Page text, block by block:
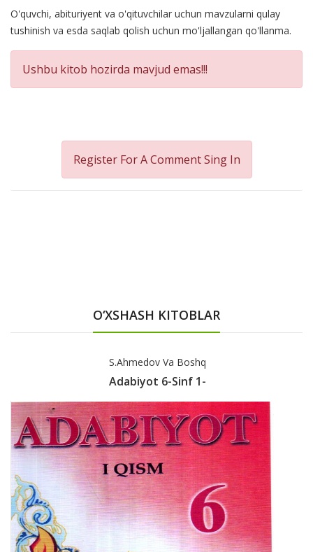
Product
Summery
O'quvchi, abituriyent va o'qituvchilar uchun mavzularni qulay
tushinish va esda saqlab qolish uchun mo'ljallangan qo'llanma.
Ushbu kitob hozirda mavjud emas!!!
Register For A CommentSing In
O‘XSHASH KITOBLAR
S.Ahmedov Va Boshq
Adabiyot 6-Sinf 1-